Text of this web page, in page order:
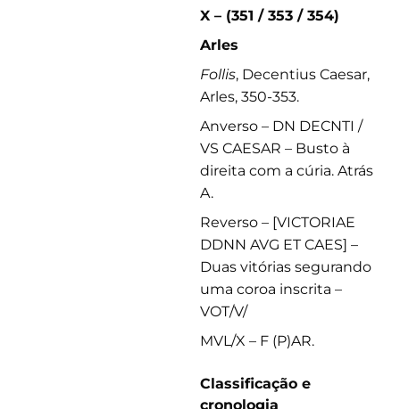
X – (351 / 353 / 354)
Arles
Follis, Decentius Caesar,
Arles, 350-353.
Anverso – DN DECNTI /
VS CAESAR – Busto à
direita com a cúria. Atrás
A.
Reverso – [VICTORIAE
DDNN AVG ET CAES] –
Duas vitórias segurando
uma coroa inscrita –
VOT/V/
MVL/X – F (P)AR.
Classificação e
cronologia